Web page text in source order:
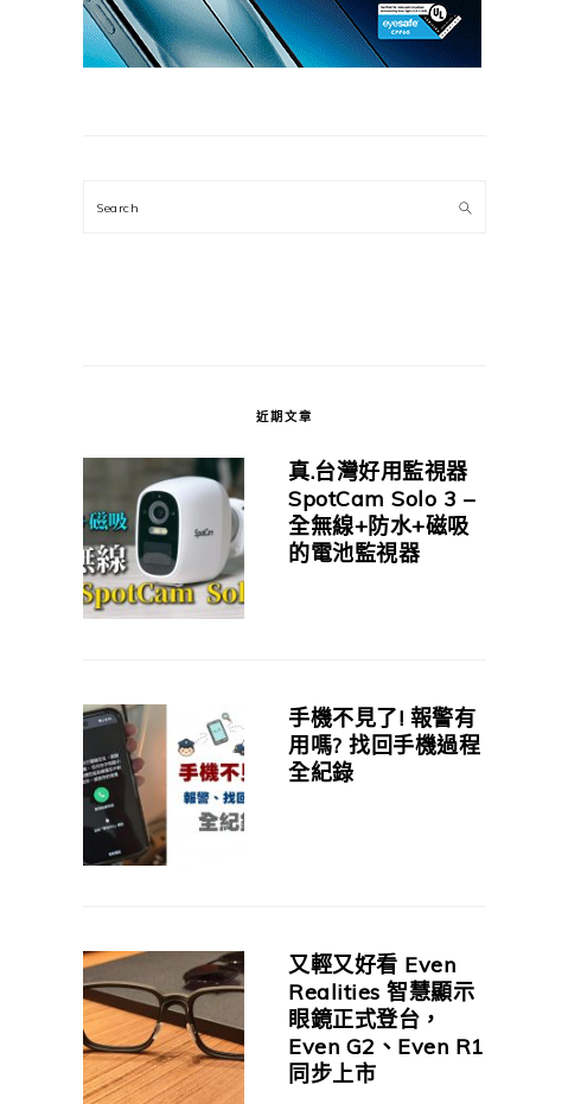
Search
近期文章
真.台灣好用監視器
SpotCam Solo 3 –
全無線+防水+磁吸
的電池監視器
手機不見了! 報警有
用嗎? 找回手機過程
全紀錄
又輕又好看 Even
Realities 智慧顯示
眼鏡正式登台，
Even G2、Even R1
同步上市